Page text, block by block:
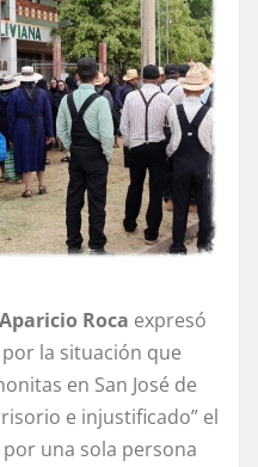
Roca expresó
la situación que
en San José de
e injustificado” el
una sola persona